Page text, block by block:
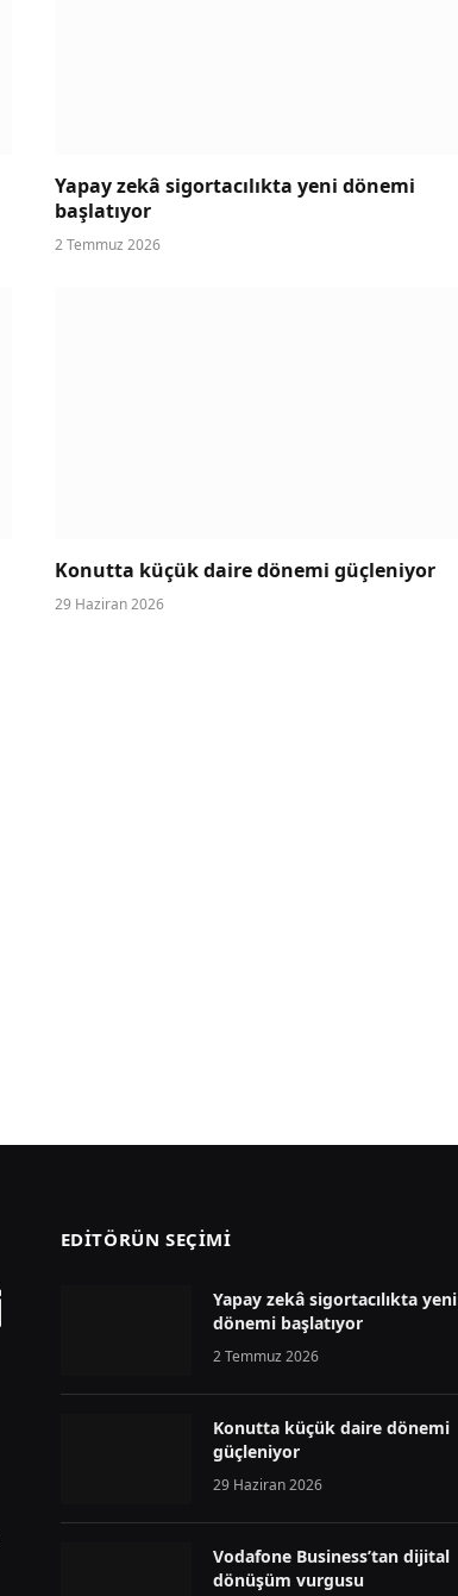
Yapay zekâ sigortacılıkta yeni dönemi
başlatıyor
2 Temmuz 2026
Konutta küçük daire dönemi güçleniyor
29 Haziran 2026
EDİTÖRÜN SEÇİMİ
Yapay zekâ sigortacılıkta yeni
dönemi başlatıyor
2 Temmuz 2026
Konutta küçük daire dönemi
güçleniyor
29 Haziran 2026
Vodafone Business’tan dijital
dönüşüm vurgusu